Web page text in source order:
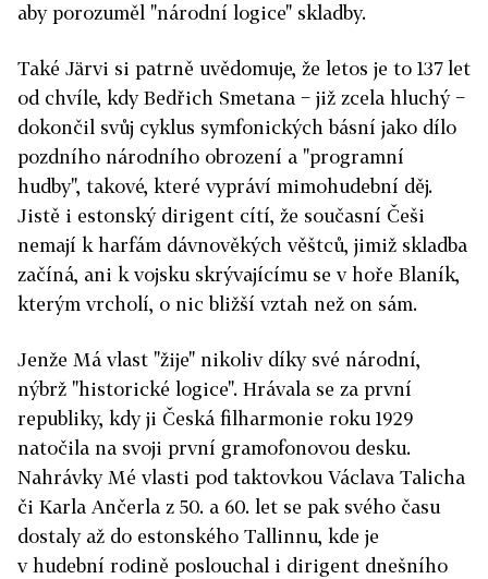
aby porozuměl "národní logice" skladby.
Také Järvi si patrně uvědomuje, že letos je to 137 let
od chvíle, kdy Bedřich Smetana − již zcela hluchý −
dokončil svůj cyklus symfonických básní jako dílo
pozdního národního obrození a "programní
hudby", takové, které vypráví mimohudební děj.
Jistě i estonský dirigent cítí, že současní Češi
nemají k harfám dávnověkých věštců, jimiž skladba
začíná, ani k vojsku skrývajícímu se v hoře Blaník,
kterým vrcholí, o nic bližší vztah než on sám.
Jenže Má vlast "žije" nikoliv díky své národní,
nýbrž "historické logice". Hrávala se za první
republiky, kdy ji Česká filharmonie roku 1929
natočila na svoji první gramofonovou desku.
Nahrávky Mé vlasti pod taktovkou Václava Talicha
či Karla Ančerla z 50. a 60. let se pak svého času
dostaly až do estonského Tallinnu, kde je
v hudební rodině poslouchal i dirigent dnešního